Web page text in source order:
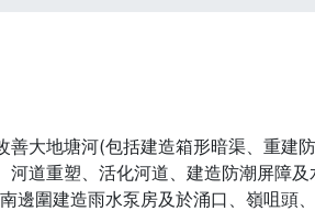
善大地塘河(包括建造箱形暗渠、重建
河道重塑、活化河道、建造防潮屏障
邊圍建造雨水泵房及於涌口、嶺咀頭